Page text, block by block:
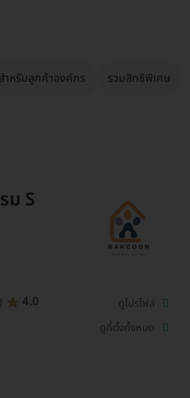
สำหรับลูกค้าองค์กร รวมสิทธิพิเศษ
ม S
4.0
ดูโปรไฟล์
ดูที่ตั้งทั้งหมด